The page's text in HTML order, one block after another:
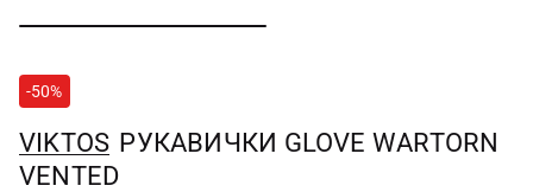
-50%
VIKTOS РУКАВИЧКИ GLOVE WARTORN
VENTED